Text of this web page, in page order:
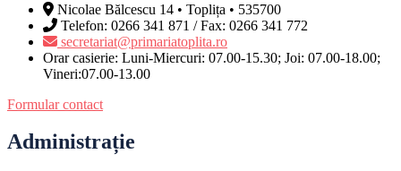
Nicolae Bălcescu 14 • Toplița • 535700
Telefon: 0266 341 871 / Fax: 0266 341 772
secretariat@primariatoplita.ro
Orar casierie: Luni-Miercuri: 07.00-15.30; Joi: 07.00-18.00;
Vineri:07.00-13.00
Formular contact
Administrație